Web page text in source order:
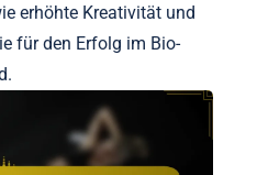
erhöhte Kreativität und
für den Erfolg im Bio-